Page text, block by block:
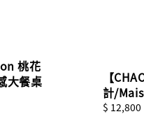
桃花
大餐桌
【
計/
Regular
$ 12,800